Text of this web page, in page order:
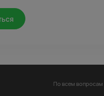
По всем вопросам